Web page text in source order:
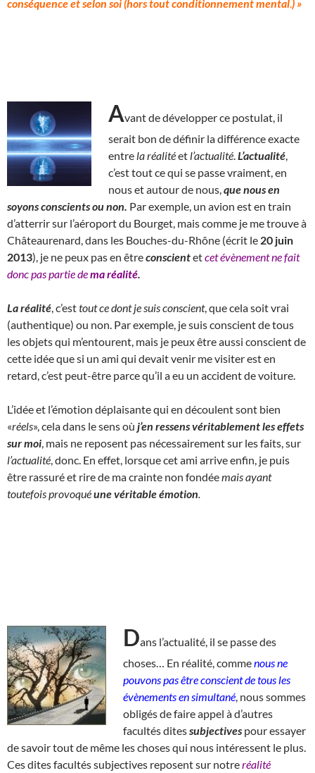
conséquence et selon soi (hors tout conditionnement mental ) »
Avant de développer ce postulat, il
serait bon de définir la différence exacte
entre laréalitéet l’actualité L’actualité
c’est tout ce qui se passe vraiment, en
nous et autour de nous, que nous en
soyons conscients ou non. Par exemple, un avion est en train
d’atterrir sur l’aéroport du Bourget, mais comme je me trouve à
Châteaurenard, dans les Bouches-du-Rhône (écrit le 20 juin
2013), je ne peux pas en êtreconscientetcet évènement ne fait
donc pas partie dema réalité
La réalité , c’esttout ce dont je suis conscient, que cela soit vrai
(authentique) ou non. Par exemple, je suis conscient de tous
les objets qui m’entourent, mais je peux être aussi conscient de
cette idée que si un ami qui devait venir me visiter est en
retard, c’est peut-être parce qu’il a eu un accident de voiture.
L’idée et l’émotion déplaisante qui en découlent sont bien
«réels», cela dans le sens où j’en ressens véritablement les effets
sur moi , mais ne reposent pas nécessairement sur les faits, sur
l’actualité , donc. En effet, lorsque cet ami arrive enfin, je puis
être rassuré et rire de ma crainte non fondéemais ayant
toutefois provoquéunevéritableémotion
Dans l’actualité, il se passe des
choses… En réalité, commenous ne
pouvons pas être conscient de tous les
évènements en simultané , nous sommes
obligés de faire appel à d’autres
facultés ditessubjectives pour essayer
de savoir tout de même les choses qui nous intéressent le plus.
Ces dites facultés subjectives reposent sur notreréalité